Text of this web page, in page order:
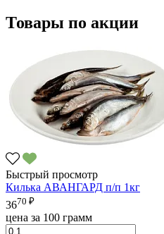
Товары по акции
Быстрый просмотр
Килька АВАНГАРД п/п 1кг
3670 ₽
цена за 100 грамм